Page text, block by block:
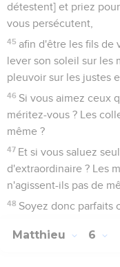
détestent] et priez
vous persécutent,
45 afin d'être les fils de
lever son soleil sur les
pleuvoir sur les justes
46 Si vous aimez ceux
méritez-vous ? Les
même ?
47 Et si vous saluez
d'extraordinaire ? Les
n'agissent-ils pas de
48 Soyez donc parfaits
Matthieu 6